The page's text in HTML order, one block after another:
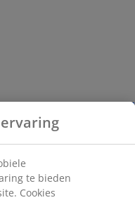
te bieden
Cookies